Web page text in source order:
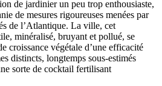
de jardinier un peu trop enthousiaste,
de mesures rigoureuses menées par
de l’Atlantique. La ville, cet
minéralisé, bruyant et pollué, se
croissance végétale d’une efficacité
distincts, longtemps sous-estimés
sorte de cocktail fertilisant